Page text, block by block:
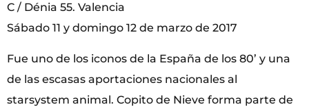
C / Dénia 55. Valencia
Sábado 11 y domingo 12 de marzo de 2017
Fue uno de los iconos de la España de los 80’ y una
de las escasas aportaciones nacionales al
starsystem animal. Copito de Nieve forma parte de